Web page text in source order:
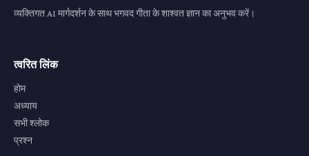
व्यक्तिगत AI मार्गदर्शन के साथ भगवद गीता के शाश्वत ज्ञान का अनुभव करें।
त्वरित लिंक
होम
अध्याय
सभी श्लोक
प्रश्न